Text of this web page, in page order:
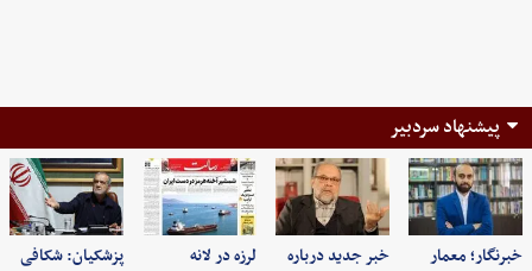
پیشنهاد سردبیر
خبرنگار؛ معمار
خبر جدید درباره
لرزه در لانه
پزشکیان: شکافی